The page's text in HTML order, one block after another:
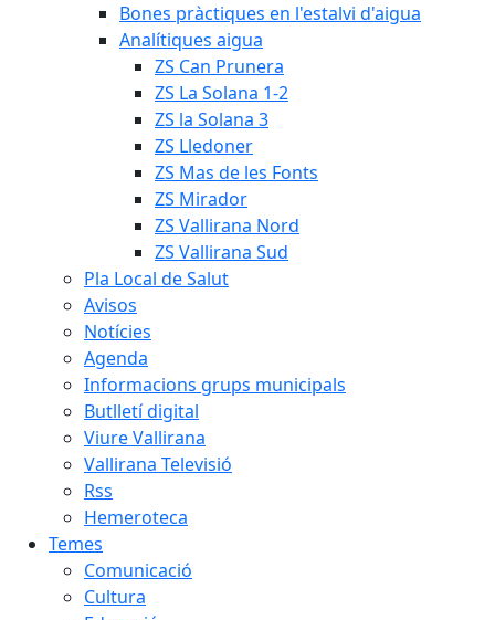
Bones pràctiques en l'estalvi d'aigua
Analítiques aigua
ZS Can Prunera
ZS La Solana 1-2
ZS la Solana 3
ZS Lledoner
ZS Mas de les Fonts
ZS Mirador
ZS Vallirana Nord
ZS Vallirana Sud
Pla Local de Salut
Avisos
Notícies
Agenda
Informacions grups municipals
Butlletí digital
Viure Vallirana
Vallirana Televisió
Rss
Hemeroteca
Temes
Comunicació
Cultura